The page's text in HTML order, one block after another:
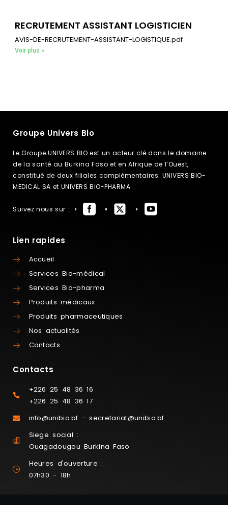
RECRUTEMENT ASSISTANT LOGISTICIEN
AVIS-DE-RECRUTEMENT-ASSISTANT-LOGISTIQUE.pdf
Voir plus »
Groupe Univers Bio
Le Groupe UNIVERS BIO est un acteur clé dans le domaine
de la santé au Burkina Faso et en Afrique de l’Ouest,
constitué de deux filiales complémentaires: UNIVERS BIO-
MEDICAL SA et UNIVERS BIO-PHARMA
Suivez nous sur :
Lien rapides
Accueil
Services Bio-médical
Services Bio-pharma
Produits médicaux
Produits pharmaceutiques
Nos actualités
Contacts
Contacts
+226 25 48 36 16
+226 25 48 36 17
info@unibio.bf - secretariat@unibio.bf
Siege social :
Ouagadougou Burkina Faso
Heures d'ouverture :
07h30 - 18h